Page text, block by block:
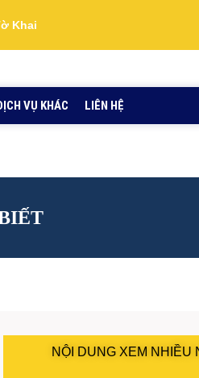
Khai
VỤ KHÁC LIÊN HỆ
NỘI DUNG XEM NHIỀU